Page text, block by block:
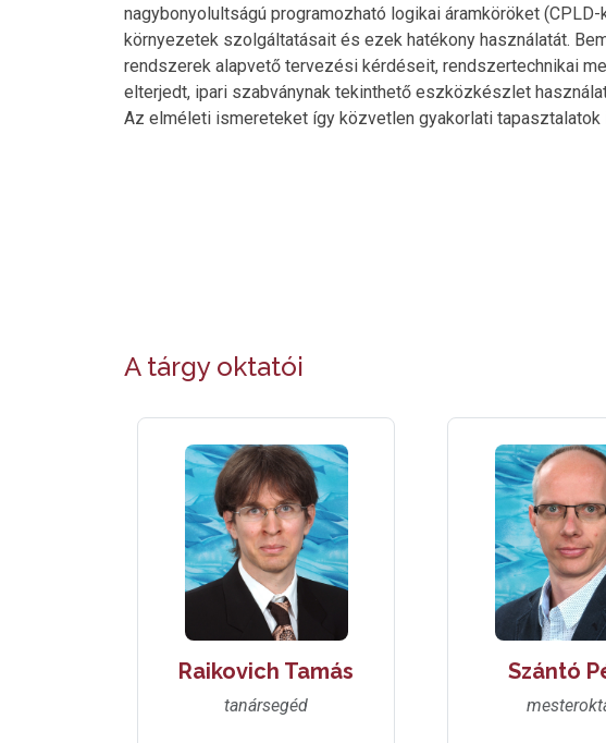
nagybonyolultságú programozható logikai áramköröket
környezetek szolgáltatásait és ezek hatékony használatát.
rendszerek alapvető tervezési kérdéseit, rendszertechnikai
elterjedt, ipari szabványnak tekinthető eszközkészlet
Az elméleti ismereteket így közvetlen gyakorlati
A tárgy oktatói
Raikovich Tamás
tanársegéd
Szántó